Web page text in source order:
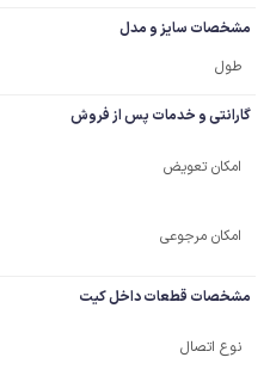
مشخصات سایز و مدل
طول
گارانتی و خدمات پس از فروش
امکان تعویض
امکان مرجوعی
مشخصات قطعات داخل کیت
نوع اتصال